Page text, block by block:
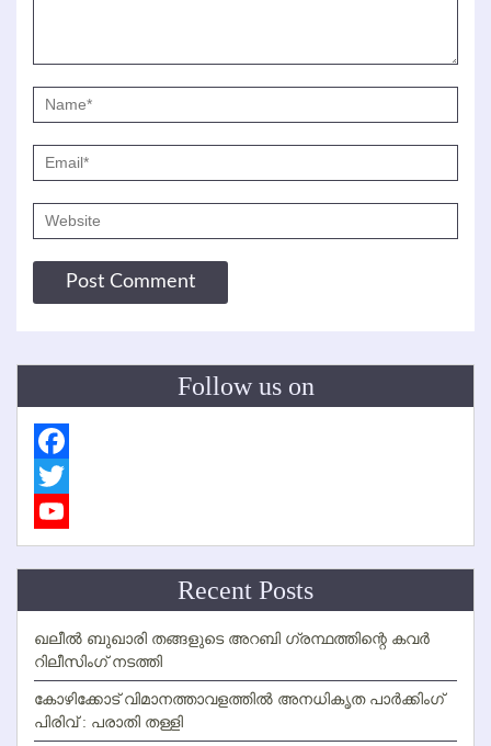
Follow us on
Facebook
Twitter
YouTube
Recent Posts
ഖലീല്‍ ബുഖാരി തങ്ങളുടെ അറബി ഗ്രന്ഥത്തിന്റെ കവര്‍
റിലീസിംഗ് നടത്തി
കോഴിക്കോട് വിമാനത്താവളത്തില്‍ അനധികൃത പാര്‍ക്കിംഗ്
പിരിവ് : പരാതി തള്ളി